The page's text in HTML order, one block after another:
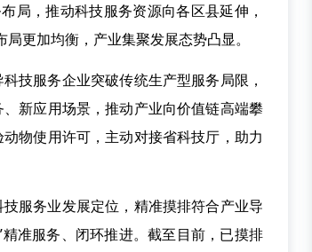
局，推动科技服务资源向各区县延伸，
更加均衡，产业集聚发展态势凸显。
技服务企业突破传统生产型服务局限，
新应用场景，推动产业向价值链高端攀
物使用许可，主动对接省科技厅，助力
服务业发展定位，精准摸排符合产业导
准服务、闭环推进。截至目前，已摸排